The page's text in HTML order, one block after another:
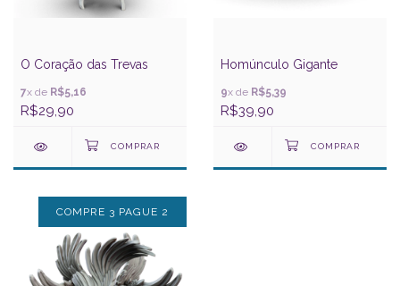
O Coração das Trevas
7x de R$5,16
R$29,90
Homúnculo Gigante
9x de R$5,39
R$39,90
COMPRE 3 PAGUE 2